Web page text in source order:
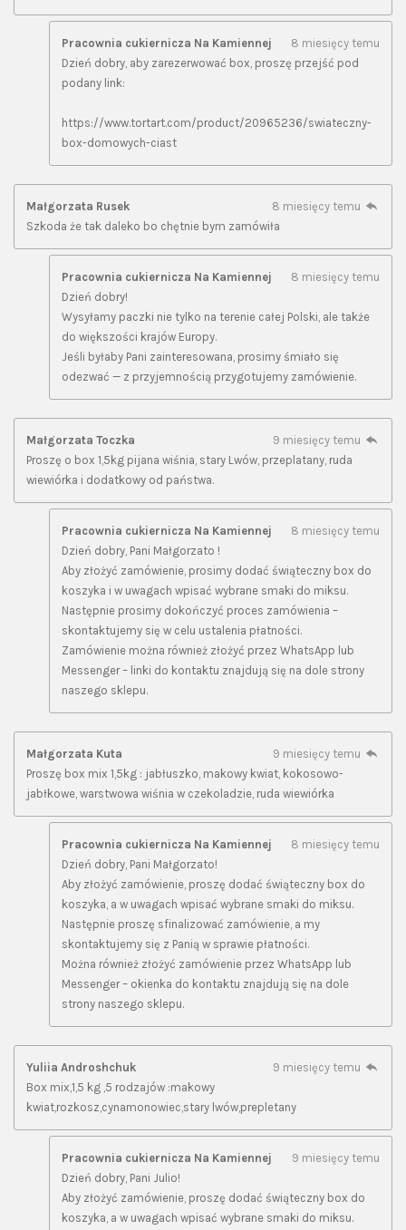
Pracownia cukiernicza Na Kamiennej
8 miesięcy temu
Dzień dobry, aby zarezerwować box, proszę przejść pod
podany link:
https://www.tortart.com/product/20965236/swiateczny-
box-domowych-ciast
Małgorzata Rusek
8 miesięcy temu
Szkoda że tak daleko bo chętnie bym zamówiła
Pracownia cukiernicza Na Kamiennej
8 miesięcy temu
Dzień dobry!
Wysyłamy paczki nie tylko na terenie całej Polski, ale także
do większości krajów Europy.
Jeśli byłaby Pani zainteresowana, prosimy śmiało się
odezwać — z przyjemnością przygotujemy zamówienie.
Małgorzata Toczka
9 miesięcy temu
Proszę o box 1,5kg pijana wiśnia, stary Lwów, przeplatany, ruda
wiewiórka i dodatkowy od państwa.
Pracownia cukiernicza Na Kamiennej
8 miesięcy temu
Dzień dobry, Pani Małgorzato !
Aby złożyć zamówienie, prosimy dodać świąteczny box do
koszyka i w uwagach wpisać wybrane smaki do miksu.
Następnie prosimy dokończyć proces zamówienia –
skontaktujemy się w celu ustalenia płatności.
Zamówienie można również złożyć przez WhatsApp lub
Messenger – linki do kontaktu znajdują się na dole strony
naszego sklepu.
Małgorzata Kuta
9 miesięcy temu
Proszę box mix 1,5kg : jabłuszko, makowy kwiat, kokosowo-
jabłkowe, warstwowa wiśnia w czekoladzie, ruda wiewiórka
Pracownia cukiernicza Na Kamiennej
8 miesięcy temu
Dzień dobry, Pani Małgorzato!
Aby złożyć zamówienie, proszę dodać świąteczny box do
koszyka, a w uwagach wpisać wybrane smaki do miksu.
Następnie proszę sfinalizować zamówienie, a my
skontaktujemy się z Panią w sprawie płatności.
Można również złożyć zamówienie przez WhatsApp lub
Messenger – okienka do kontaktu znajdują się na dole
strony naszego sklepu.
Yuliia Androshchuk
9 miesięcy temu
Box mix,1,5 kg ,5 rodzajów :makowy
kwiat,rozkosz,cynamonowiec,stary lwów,prepletany
Pracownia cukiernicza Na Kamiennej
9 miesięcy temu
Dzień dobry, Pani Julio!
Aby złożyć zamówienie, proszę dodać świąteczny box do
koszyka, a w uwagach wpisać wybrane smaki do miksu.